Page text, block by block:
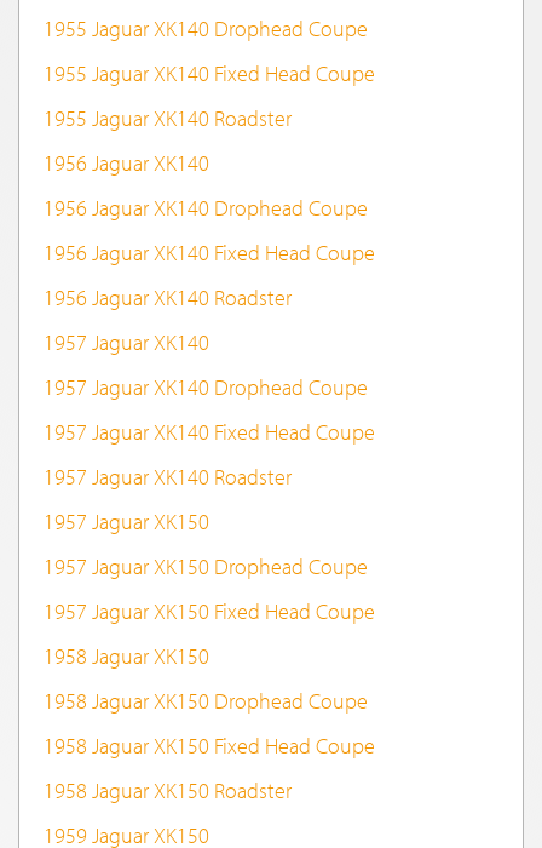
1955 Jaguar XK140 Drophead Coupe
1955 Jaguar XK140 Fixed Head Coupe
1955 Jaguar XK140 Roadster
1956 Jaguar XK140
1956 Jaguar XK140 Drophead Coupe
1956 Jaguar XK140 Fixed Head Coupe
1956 Jaguar XK140 Roadster
1957 Jaguar XK140
1957 Jaguar XK140 Drophead Coupe
1957 Jaguar XK140 Fixed Head Coupe
1957 Jaguar XK140 Roadster
1957 Jaguar XK150
1957 Jaguar XK150 Drophead Coupe
1957 Jaguar XK150 Fixed Head Coupe
1958 Jaguar XK150
1958 Jaguar XK150 Drophead Coupe
1958 Jaguar XK150 Fixed Head Coupe
1958 Jaguar XK150 Roadster
1959 Jaguar XK150